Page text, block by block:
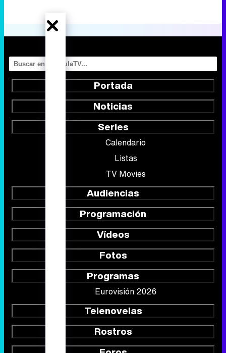
Portada
Noticias
Series
Calendario
Listas
TV Movies
Audiencias
Programación
Vídeos
Fotos
Programas
Eurovisión 2026
Telenovelas
Rostros